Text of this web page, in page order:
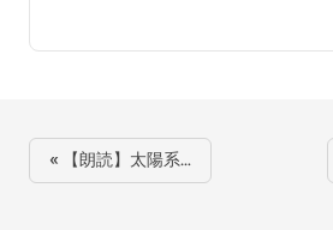
« 【朗読】太陽系…